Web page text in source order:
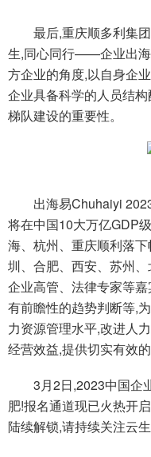
最后,重庆顺多利集
生,同心同行——企业出海
方企业的角度,以自身企
企业具备科学的人员结
梯队建设的重要性。
出海易Chuhaiyi
将在中国10大万亿GDP
海、杭州、重庆顺利落
圳、合肥、西安、苏州、
企业高管、法律专家等
有前瞻性的趋势判断等,
力资源管理水平,改进人
经营效益,提供切实有效的
3月2日,2023中国企
肥!报名通道现已火热开
陆续解锁,请持续关注云